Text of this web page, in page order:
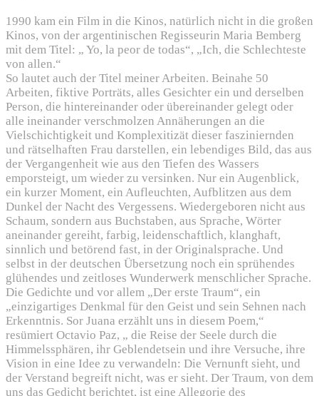
1990 kam ein Film in die Kinos, natürlich nicht in die großen
Kinos, von der argentinischen Regisseurin Maria Bemberg
mit dem Titel: „ Yo, la peor de todas“, „Ich, die Schlechteste
von allen.“
So lautet auch der Titel meiner Arbeiten. Beinahe 50
Arbeiten, fiktive Porträts, alles Gesichter ein und derselben
Person, die hintereinander oder übereinander gelegt oder
alle ineinander verschmolzen Annäherungen an die
Vielschichtigkeit und Komplexitizät dieser fasziniernden
und rätselhaften Frau darstellen, ein lebendiges Bild, das aus
der Vergangenheit wie aus den Tiefen des Wassers
emporsteigt, um wieder zu versinken. Nur ein Augenblick,
ein kurzer Moment, ein Aufleuchten, Aufblitzen aus dem
Dunkel der Nacht des Vergessens. Wiedergeboren nicht aus
Schaum, sondern aus Buchstaben, aus Sprache, Wörter
aneinander gereiht, farbig, leidenschaftlich, klanghaft,
sinnlich und betörend fast, in der Originalsprache. Und
selbst in der deutschen Übersetzung noch ein sprühendes
glühendes und zeitloses Wunderwerk menschlicher Sprache.
Die Gedichte und vor allem „Der erste Traum“, ein
„einzigartiges Denkmal für den Geist und sein Sehnen nach
Erkenntnis. Sor Juana erzählt uns in diesem Poem,“
resümiert Octavio Paz, „ die Reise der Seele durch die
Himmelssphären, ihr Geblendetsein und ihre Versuche, ihre
Vision in eine Idee zu verwandeln: Die Vernunft sieht, und
der Verstand begreift nicht, was er sieht. Der Traum, von dem
uns das Gedicht berichtet, ist eine Allegorie des